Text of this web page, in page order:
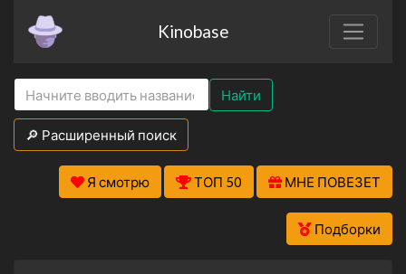
Kinobase
Найти
🔎 Расширенный поиск
Я смотрю ТОП 50 МНЕ ПОВЕЗЕТ
Подборки